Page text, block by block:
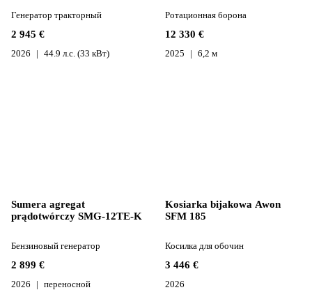
2 945 €
Генератор тракторный
2026 44.9 л.с. (33 кВт)
12 330 €
Ротационная борона
2025 6,2 м
Sumera agregat
prądotwórczy SMG-12TE-K
2 899 €
Бензиновый генератор
2026 переносной
Kosiarka bijakowa Awon
SFM 185
3 446 €
Косилка для обочин
2026